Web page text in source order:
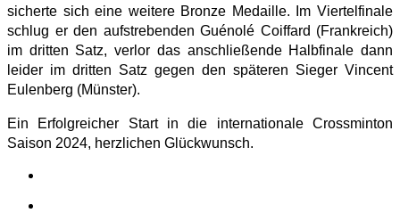
sicherte sich eine weitere Bronze Medaille. Im Viertelfinale
schlug er den aufstrebenden Guénolé Coiffard (Frankreich)
im dritten Satz, verlor das anschließende Halbfinale dann
leider im dritten Satz gegen den späteren Sieger Vincent
Eulenberg (Münster).
Ein Erfolgreicher Start in die internationale Crossminton
Saison 2024, herzlichen Glückwunsch.